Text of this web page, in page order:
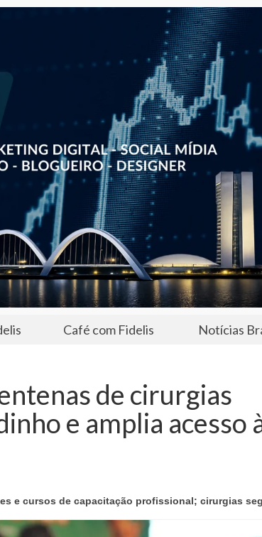
Café com Fidelis Notícias
de cirurgias
e amplia acesso
e cursos de capacitação profissional; cirurgias